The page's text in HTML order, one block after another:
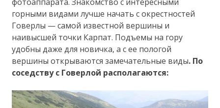
горными видами лучше начать с окрестностей
Говерлы — самой известной вершины и
наивысшей точки Карпат. Подъемы на гору
удобны даже для новичка, а с ее пологой
вершины открываются замечательные виды. По
соседству с Говерлой располагаются: